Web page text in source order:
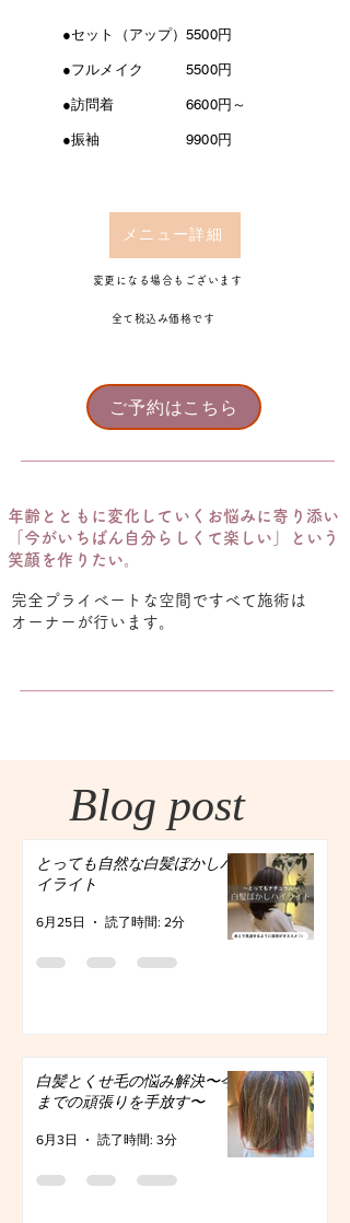
●セット（アップ）5500円
●フルメイク 5500円
●訪問着 6600​円～
​●振袖 9900円
メニュー詳細
​変更になる場合もございます
​全て税込み価格です
ご予約はこちら
年齢とともに変化していくお悩みに寄り添い​
「今がいちばん自分らしくて楽しい」という
笑顔を作りたい。
​完全プライベートな空間ですべて施術は
オーナーが行います。
Blog post
とっても自然な白髪ぼかしハ
イライト
6月25日 読了時間: 2分
白髪とくせ毛の悩み解決〜今
までの頑張りを手放す〜
6月3日 読了時間: 3分